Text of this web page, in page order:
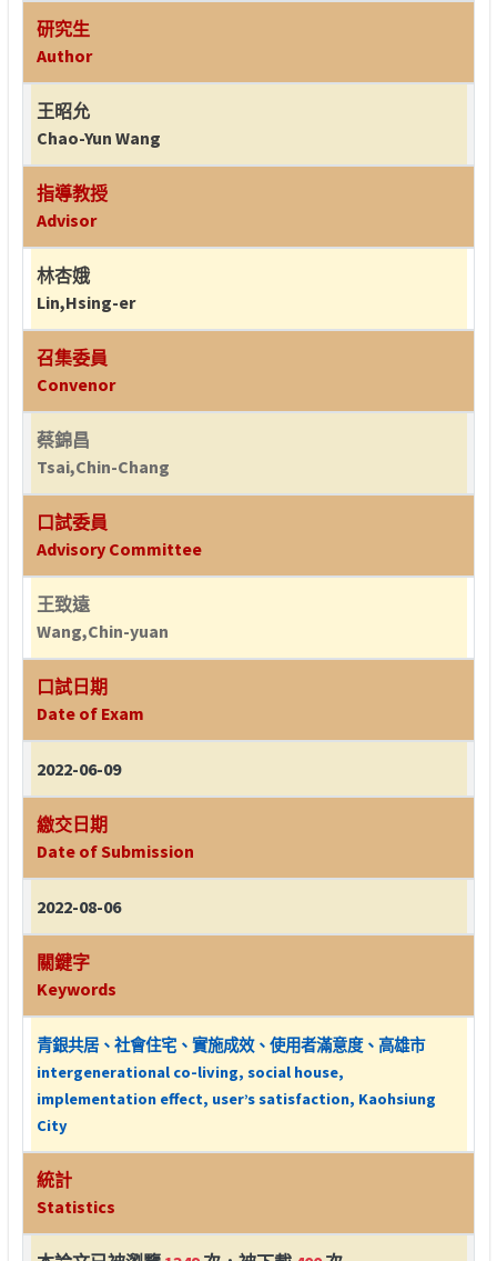
研究生
Author
王昭允
Chao-Yun Wang
指導教授
Advisor
林杏娥
Lin,Hsing-er
召集委員
Convenor
蔡錦昌
Tsai,Chin-Chang
口試委員
Advisory Committee
王致遠
Wang,Chin-yuan
口試日期
Date of Exam
2022-06-09
繳交日期
Date of Submission
2022-08-06
關鍵字
Keywords
青銀共居、社會住宅、實施成效、使用者滿意度、高雄市
intergenerational co-living, social house,
implementation effect, user’s satisfaction, Kaohsiung
City
統計
Statistics